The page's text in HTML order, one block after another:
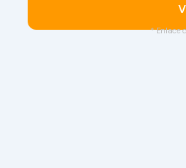
* Enlace